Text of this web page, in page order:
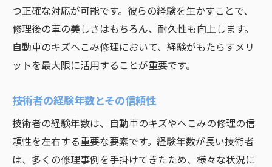
つ正確な対応が可能です。彼らの経験を生かすことで、
修理後の車の美しさはもちろん、耐久性も向上します。
自動車のキズへこみ修理において、経験がもたらすメリ
ットを最大限に活用することが重要です。
技術者の経験年数とその信頼性
技術者の経験年数は、自動車のキズやへこみの修理の信
頼性を左右する重要な要素です。経験年数が長い技術者
は、多くの修理事例を手掛けてきたため、様々な状況に